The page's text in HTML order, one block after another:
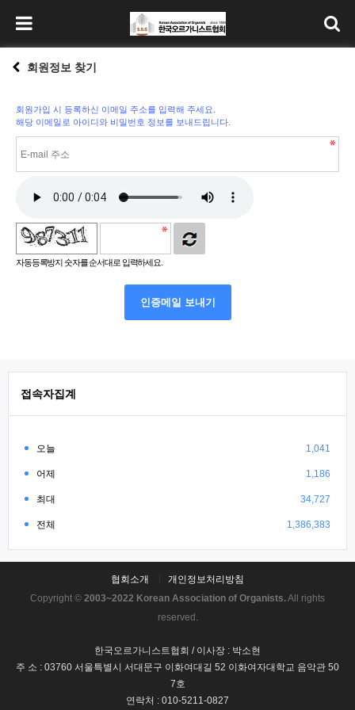
회원정보 찾기
회원가입 시 등록하신 이메일 주소를 입력해 주세요.
해당 이메일로 아이디와 비밀번호 정보를 보내드립니다.
자동등록방지 숫자를 순서대로 입력하세요.
인증메일 보내기
접속자집계
오늘 1,041
어제 1,186
최대 34,727
전체 1,386,383
협회소개
개인정보처리방침
Copyright © 2003~2022 Korean Association of Organists.All rights
reserved.
한국오르가니스트협회 / 이사장 : 박소현
주 소 : 03760 서울특별시 서대문구 이화여대길 52 이화여자대학교 음악관 50
7호
연락처 : 010-5211-0827